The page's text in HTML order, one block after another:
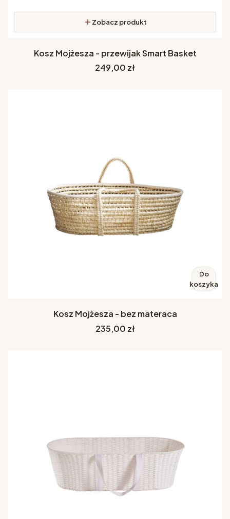
Zobacz produkt
Kosz Mojżesza - przewijak Smart Basket
Cena
249,00 zł
Do
koszyka
Kosz Mojżesza - bez materaca
Cena
235,00 zł